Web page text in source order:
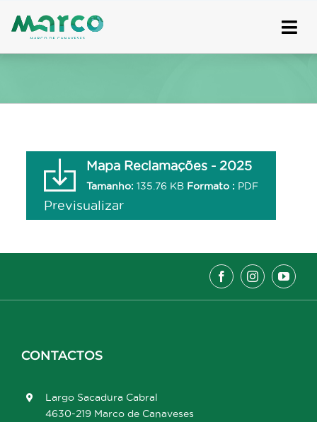
to
Mapa Reclamações - 2025
Tamanho: 135.76 KB Formato : PDF
Previsualizar
CONTACTOS
Largo Sacadura Cabral
4630-219 Marco de Canaveses